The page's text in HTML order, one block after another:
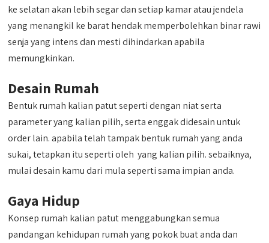
ke selatan akan lebih segar dan setiap kamar atau jendela
yang menangkil ke barat hendak memperbolehkan binar rawi
senja yang intens dan mesti dihindarkan apabila
memungkinkan.
Desain Rumah
Bentuk rumah kalian patut seperti dengan niat serta
parameter yang kalian pilih, serta enggak didesain untuk
order lain. apabila telah tampak bentuk rumah yang anda
sukai, tetapkan itu seperti oleh yang kalian pilih. sebaiknya,
mulai desain kamu dari mula seperti sama impian anda.
Gaya Hidup
Konsep rumah kalian patut menggabungkan semua
pandangan kehidupan rumah yang pokok buat anda dan